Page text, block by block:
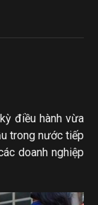
điều hành vừa
trong nước tiếp
doanh nghiệp